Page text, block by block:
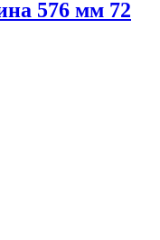
576 мм 72